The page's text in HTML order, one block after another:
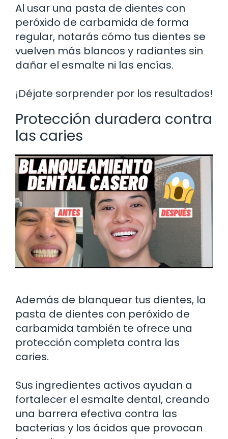
Al usar una pasta de dientes con
peróxido de carbamida de forma
regular, notarás cómo tus dientes se
vuelven más blancos y radiantes sin
dañar el esmalte ni las encías.
¡Déjate sorprender por los resultados!
Protección duradera contra
las caries
Además de blanquear tus dientes, la
pasta de dientes con peróxido de
carbamida también te ofrece una
protección completa contra las
caries.
Sus ingredientes activos ayudan a
fortalecer el esmalte dental, creando
una barrera efectiva contra las
bacterias y los ácidos que provocan